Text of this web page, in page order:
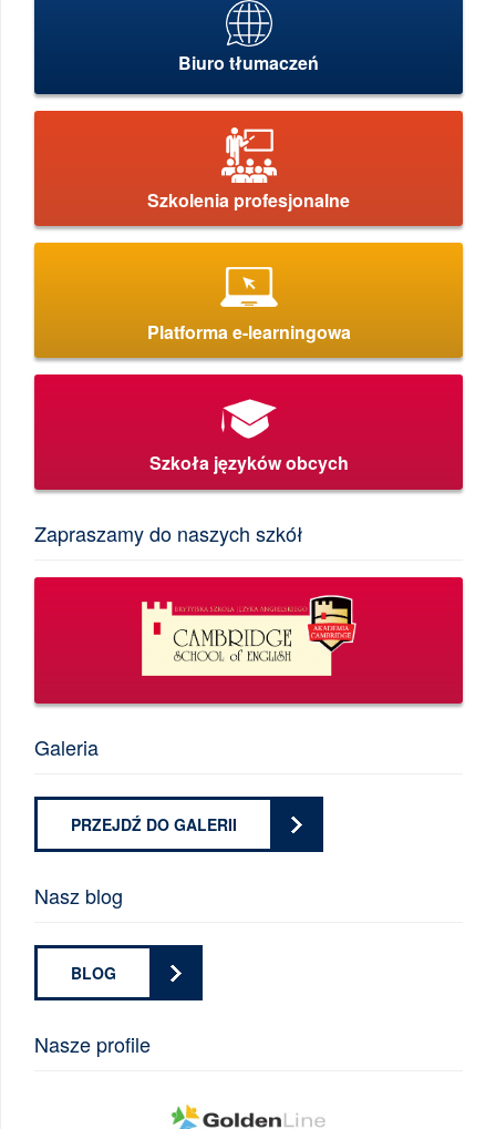
Biuro tłumaczeń
Szkolenia profesjonalne
Platforma e-learningowa
Szkoła języków obcych
Zapraszamy do naszych szkół
Galeria
PRZEJDŹ DO GALERII
Nasz blog
BLOG
Nasze profile